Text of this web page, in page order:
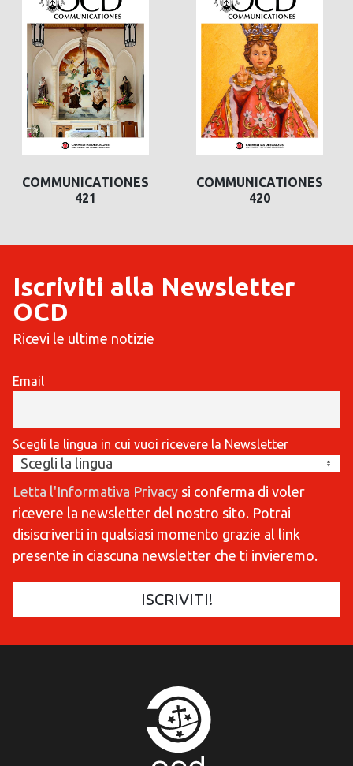
COMMUNICATIONES
421
COMMUNICATIONES
420
Iscriviti alla Newsletter
OCD
Ricevi le ultime notizie
Email
Scegli la lingua in cui vuoi ricevere la Newsletter
Letta l'Informativa Privacy si conferma di voler
ricevere la newsletter del nostro sito. Potrai
disiscriverti in qualsiasi momento grazie al link
presente in ciascuna newsletter che ti invieremo.